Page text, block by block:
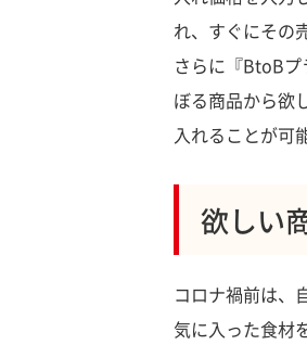
れ、すぐにその
さらに『BtoB
ぼる商品から欲
入れることが可
欲しい
コロナ禍前は、
気に入った食材